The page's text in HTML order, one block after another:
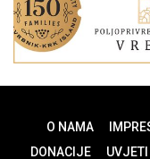
O NAMA
DONACIJE